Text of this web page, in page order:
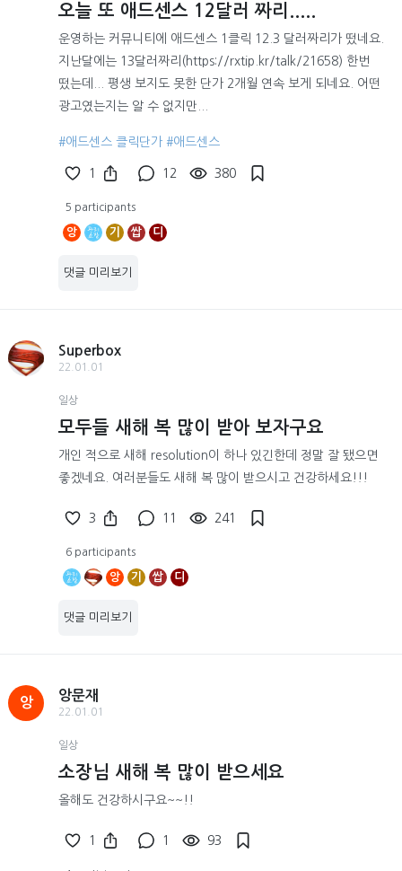
오늘 또 애드센스 12달러 짜리.....
운영하는 커뮤니티에 애드센스 1클릭 12.3 달러짜리가 떴네요.
지난달에는 13달러짜리(https://rxtip.kr/talk/21658) 한번
떴는데... 평생 보지도 못한 단가 2개월 연속 보게 되네요. 어떤
광고였는지는 알 수 없지만...
#애드센스 클릭단가 #애드센스
1 12 380
5 participants
앙 기 쌉 디
댓글 미리보기
Superbox
22.01.01
일상
모두들 새해 복 많이 받아 보자구요
개인 적으로 새해 resolution이 하나 있긴한데 정말 잘 됐으면
좋겠네요. 여러분들도 새해 복 많이 받으시고 건강하세요!!!
3 11 241
6 participants
앙 기 쌉 디
댓글 미리보기
앙
앙문재
22.01.01
일상
소장님 새해 복 많이 받으세요
올해도 건강하시구요~~!!
1 1 93